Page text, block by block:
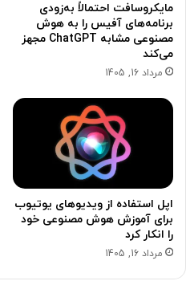
مایکروسافت احتمالاً به‌زودی
برنامه‌های آفیس را به هوش
مصنوعی مشابه ChatGPT مجهز
می‌کند
مرداد 16, 1405
اپل استفاده از ویدیوهای یوتیوب
برای آموزش هوش مصنوعی خود
را انکار کرد
مرداد 16, 1405